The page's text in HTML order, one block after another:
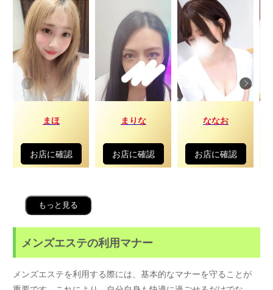
まほ
お店に確認
まりな
お店に確認
ななお
お店に確認
もっと見る
メンズエステの利用マナー
メンズエステを利用する際には、基本的なマナーを守ることが